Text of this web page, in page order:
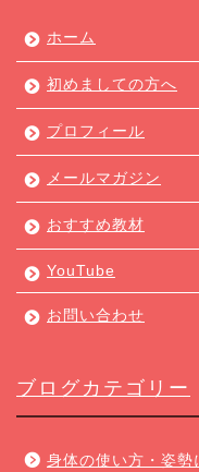
ホーム
初めましての方へ
プロフィール
メールマガジン
おすすめ教材
YouTube
お問い合わせ
ブログカテゴリー
身体の使い方・姿勢